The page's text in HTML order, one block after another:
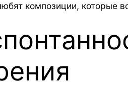
композиции,